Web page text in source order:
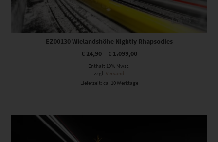
EZ00130 Wielandshöhe Nightly Rhapsodies
€24,90– €1.099,00
Enthält 19% Mwst.
zzgl. Versand
Lieferzeit: ca. 10 Werktage